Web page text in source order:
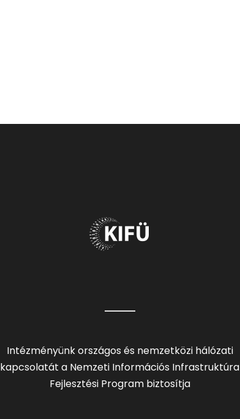
Intézményünk országos és nemzetközi hálózati
kapcsolatát a Nemzeti Információs Infrastruktúra
Fejlesztési Program biztosítja